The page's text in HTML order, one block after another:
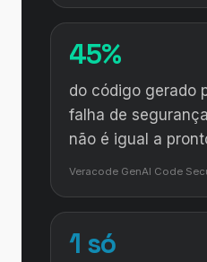
45%
do código gerado
falha de
não é igual a
Veracode GenAI Code
1 só